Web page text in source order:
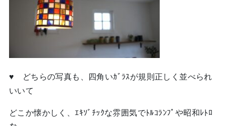
♥ どちらの写真も、四角いｶﾞﾗｽが規則正しく並べられ
いいて
どこか懐かしく、ｴｷｿﾞﾁｯｸな雰囲気でﾄﾙｺﾗﾝﾌﾟや昭和ﾚﾄﾛ